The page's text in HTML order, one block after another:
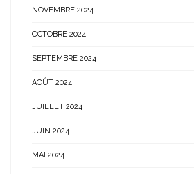
NOVEMBRE 2024
OCTOBRE 2024
SEPTEMBRE 2024
AOÛT 2024
JUILLET 2024
JUIN 2024
MAI 2024